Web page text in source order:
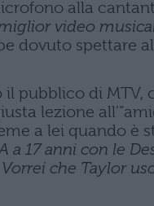
alla
video
dovuto spettare
pubblico di MTV,
lezione
a lei quando è
17 anni con le
che Taylor